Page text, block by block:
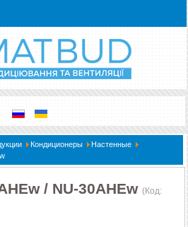
Кондиционеры
Настенные
/ NU-30AHEw (Код: